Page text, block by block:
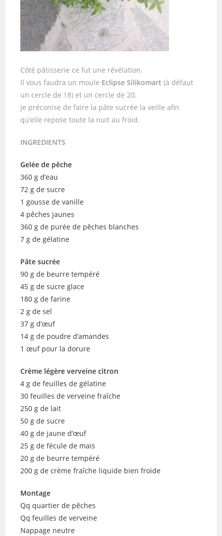
Côté pâtisserie ce fut une révélation.
Il vous faudra un moule Eclipse Silikomart (à défaut
un cercle de 18) et un cercle de 20.
Je préconise de faire la pâte sucrée la veille afin
qu’elle repose toute la nuit au froid.
INGREDIENTS
Gelée de pêche
360 g d’eau
72 g de sucre
1 gousse de vanille
4 pêches jaunes
360 g de purée de pêches blanches
7 g de gélatine
Pâte sucrée
90 g de beurre tempéré
45 g de sucre glace
180 g de farine
2 g de sel
37 g d’œuf
14 g de poudre d’amandes
1 œuf pour la dorure
Crème légère verveine citron
4 g de feuilles de gélatine
30 feuilles de verveine fraîche
250 g de lait
50 g de sucre
40 g de jaune d’œuf
25 g de fécule de maïs
20 g de beurre tempéré
200 g de crème fraîche liquide bien froide
Montage
Qq quartier de pêches
Qq feuilles de verveine
Nappage neutre